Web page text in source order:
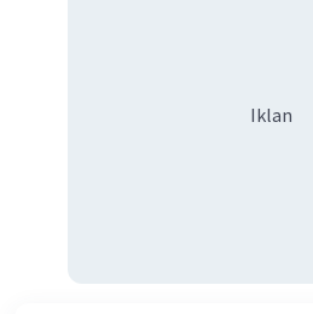
Iklan